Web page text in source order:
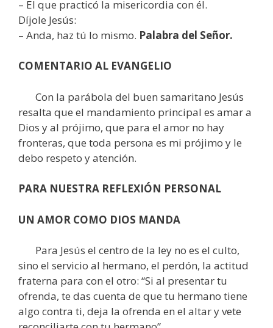
– El que practicó la misericordia con él.
Díjole Jesús:
– Anda, haz tú lo mismo. Palabra del Señor.
COMENTARIO AL EVANGELIO
Con la parábola del buen samaritano Jesús
resalta que el mandamiento principal es amar a
Dios y al prójimo, que para el amor no hay
fronteras, que toda persona es mi prójimo y le
debo respeto y atención.
PARA NUESTRA REFLEXIÓN PERSONAL
UN AMOR COMO DIOS MANDA
Para Jesús el centro de la ley no es el culto,
sino el servicio al hermano, el perdón, la actitud
fraterna para con el otro: “Si al presentar tu
ofrenda, te das cuenta de que tu hermano tiene
algo contra ti, deja la ofrenda en el altar y vete